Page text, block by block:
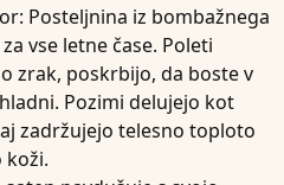
: Posteljnina iz bombažnega
vse letne čase. Poleti
zrak, poskrbijo, da boste v
Pozimi delujejo kot
zadržujejo telesno toploto
koži.